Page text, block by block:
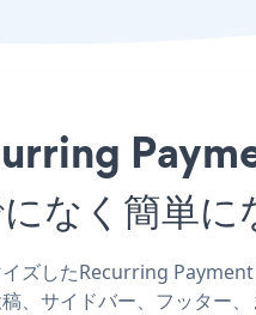
なく簡単に
イズしたRecurring
、サイドバー、フッター